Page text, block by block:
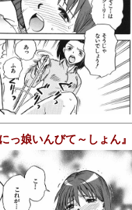
っ娘いんびて～しょん